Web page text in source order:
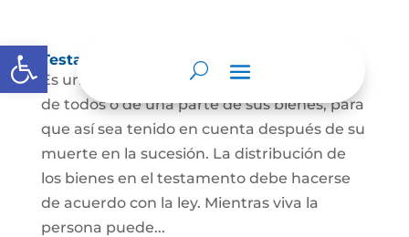
Abrir barra de herramientas
Testamento
Es un acto por el cual una persona dispone
de todos o de una parte de sus bienes, para
que así sea tenido en cuenta después de su
muerte en la sucesión. La distribución de
los bienes en el testamento debe hacerse
de acuerdo con la ley. Mientras viva la
persona puede...